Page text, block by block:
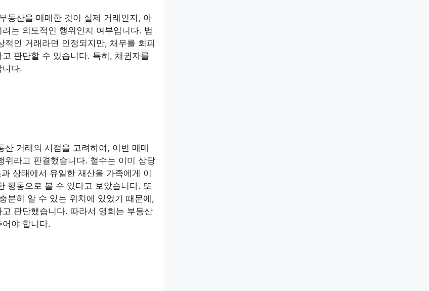
동산을 매매한 것이 실제 거래인지, 아
는 의도적인 행위인지 여부입니다. 법
적인 거래라면 인정되지만, 채무를 회피
판단할 수 있습니다. 특히, 채권자를
니다.
산 거래의 시점을 고려하여, 이번 매매
위라고 판결했습니다. 철수는 이미 상당
상태에서 유일한 재산을 가족에게 이
행동으로 볼 수 있다고 보았습니다. 또
분히 알 수 있는 위치에 있었기 때문에,
판단했습니다. 따라서 영희는 부동산
야 합니다.